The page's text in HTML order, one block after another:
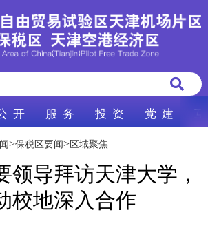
开 服 务 投 资 党 建
>保税区要闻> 区域聚焦
领导拜访天津大学，
校地深入合作